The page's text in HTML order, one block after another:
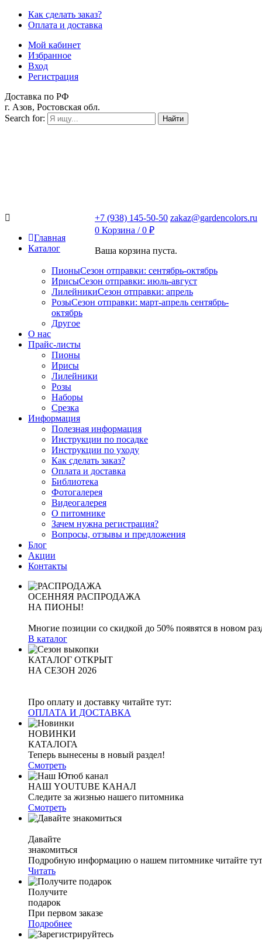
Как сделать заказ?
Оплата и доставка
Мой кабинет
Избранное
Вход
Регистрация
Доставка по РФ
г. Азов, Ростовская обл.
Search for:
Найти
+7 (938) 145-50-50 zakaz@gardencolors.ru
0 Корзина /0 ₽
Ваша корзина пуста.
Главная
Каталог
ПионыСезон отправки: сентябрь-октябрь
ИрисыСезон отправки: июль-август
ЛилейникиСезон отправки: апрель
РозыСезон отправки: март-апрель сентябрь-
октябрь
Другое
О нас
Прайс-листы
Пионы
Ирисы
Лилейники
Розы
Наборы
Срезка
Информация
Полезная информация
Инструкции по посадке
Инструкции по уходу
Как сделать заказ?
Оплата и доставка
Библиотека
Фотогалерея
Видеогалерея
О питомнике
Зачем нужна регистрация?
Вопросы, отзывы и предложения
Блог
Акции
Контакты
ОСЕННЯЯ РАСПРОДАЖА
НА ПИОНЫ!
Многие позиции со скидкой до 50% появятся в новом
В каталог
КАТАЛОГ ОТКРЫТ
НА СЕЗОН 2026
Про оплату и доставку читайте тут:
ОПЛАТА И ДОСТАВКА
НОВИНКИ
КАТАЛОГА
Теперь вынесены в новый раздел!
Смотреть
НАШ YOUTUBE КАНАЛ
Следите за жизнью нашего питомника
Смотреть
Давайте
знакомиться
Подробную информацию о нашем питомнике читайте
Читать
Получите
подарок
При первом заказе
Подробнее